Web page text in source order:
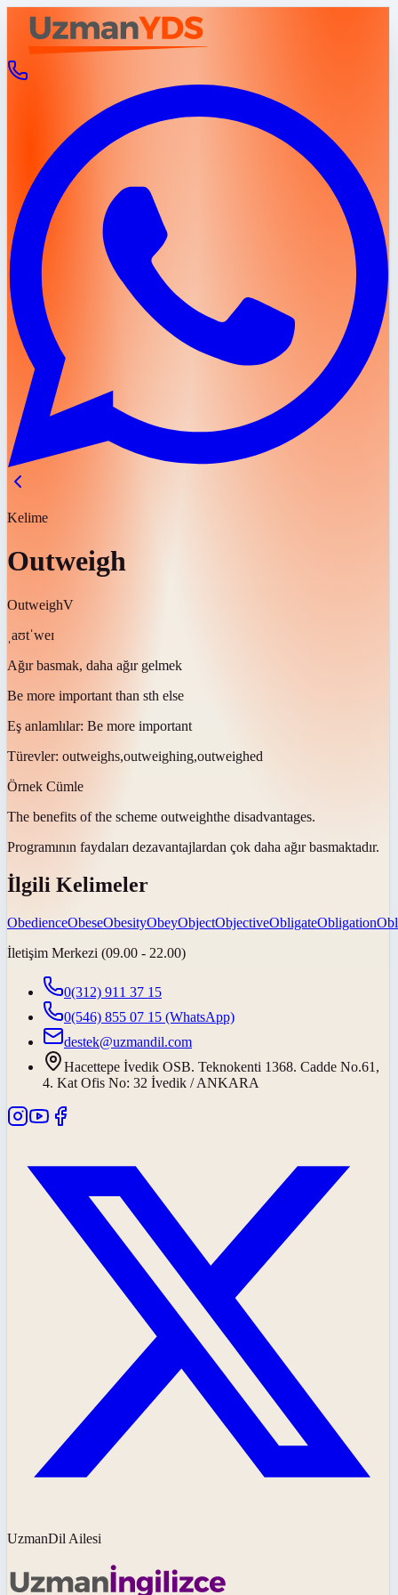
Kelime
Outweigh
OutweighV
ˌaʊtˈweɪ
Ağır basmak, daha ağır gelmek
Be more important than sth else
Eş anlamlılar: Be more important
Türevler: outweighs,outweighing,outweighed
Örnek Cümle
The benefits of the scheme outweighthe disadvantages.
Programının faydaları dezavantajlardan çok daha ağır basmaktadır.
İlgili Kelimeler
ObedienceObeseObesityObeyObjectObjectiveObligateObligation
İletişim Merkezi (09.00 - 22.00)
0(312) 911 37 15
0(546) 855 07 15 (WhatsApp)
destek@uzmandil.com
Hacettepe İvedik OSB. Teknokenti 1368. Cadde No.61,
4. Kat Ofis No: 32 İvedik / ANKARA
UzmanDil Ailesi